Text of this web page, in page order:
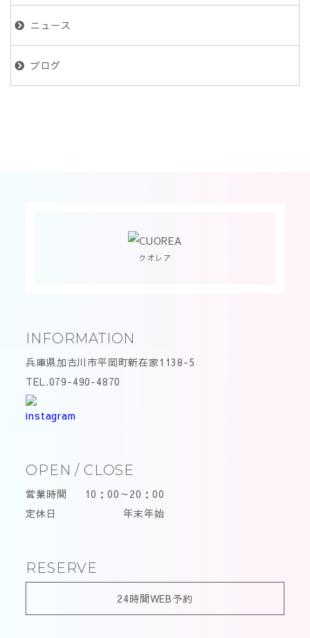
ニュース
ブログ
クオレア
INFORMATION
兵庫県加古川市平岡町新在家1138-5
TEL.079-490-4870
OPEN / CLOSE
営業時間
10：00～20：00
定休日
年末年始
RESERVE
24時間WEB予約